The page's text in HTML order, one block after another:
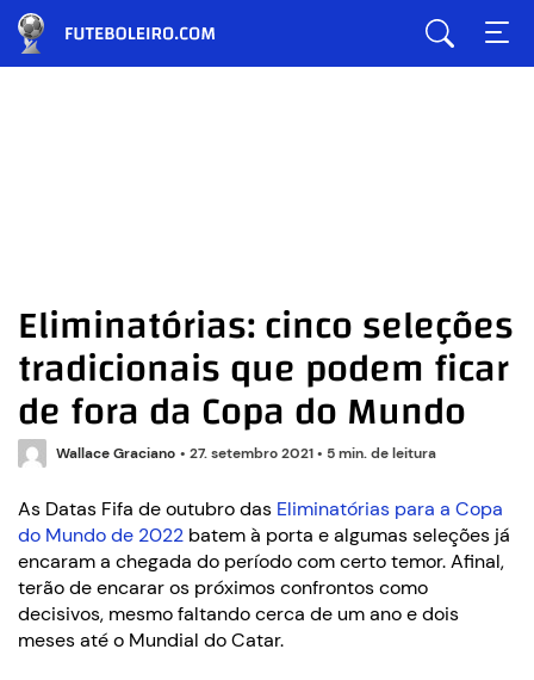
Eliminatórias: cinco seleções
tradicionais que podem ficar
de fora da Copa do Mundo
Wallace Graciano • 27. setembro 2021• 5 min. de leitura
As Datas Fifa de outubro das Eliminatórias para a Copa
do Mundo de 2022 batem à porta e algumas seleções já
encaram a chegada do período com certo temor. Afinal,
terão de encarar os próximos confrontos como
decisivos, mesmo faltando cerca de um ano e dois
meses até o Mundial do Catar.